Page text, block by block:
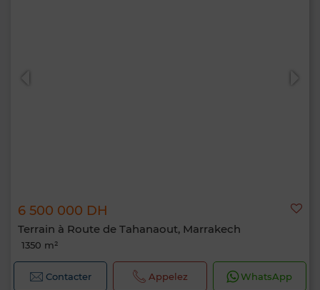
6 500 000 DH
Terrain à Route de Tahanaout, Marrakech
1350 m²
Contacter Appelez WhatsApp